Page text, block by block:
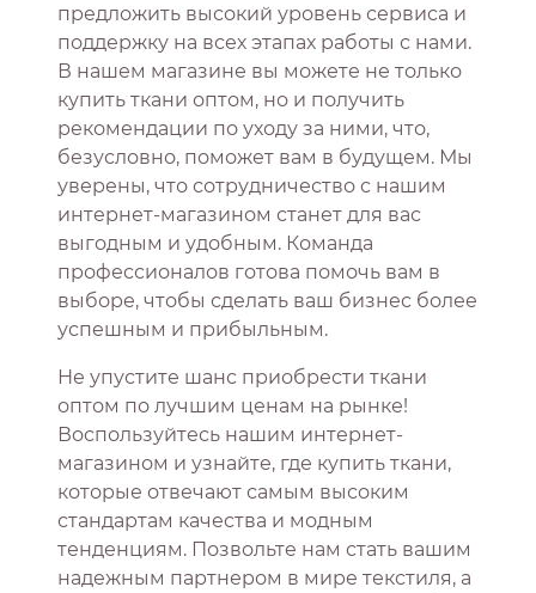
предложить высокий уровень сервиса и
поддержку на всех этапах работы с нами.
В нашем магазине вы можете не только
купить ткани оптом, но и получить
рекомендации по уходу за ними, что,
безусловно, поможет вам в будущем. Мы
уверены, что сотрудничество с нашим
интернет-магазином станет для вас
выгодным и удобным. Команда
профессионалов готова помочь вам в
выборе, чтобы сделать ваш бизнес более
успешным и прибыльным.
Не упустите шанс приобрести ткани
оптом по лучшим ценам на рынке!
Воспользуйтесь нашим интернет-
магазином и узнайте, где купить ткани,
которые отвечают самым высоким
стандартам качества и модным
тенденциям. Позвольте нам стать вашим
надежным партнером в мире текстиля, а